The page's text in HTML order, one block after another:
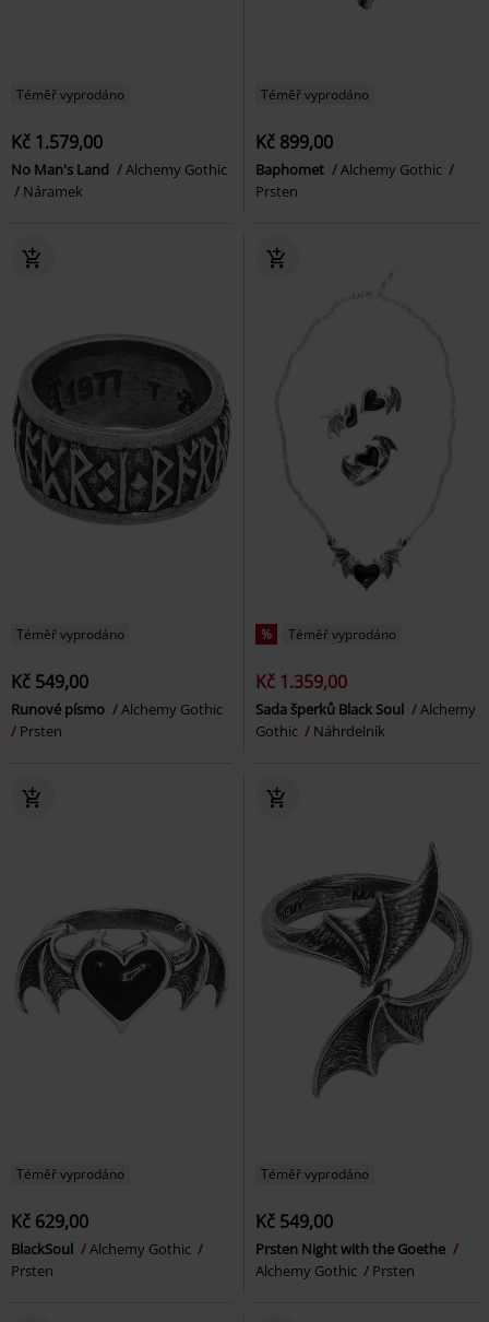
Téměř vyprodáno
Kč 1.579,00
No Man's Land
Alchemy Gothic
Náramek
Téměř vyprodáno
Kč 899,00
Baphomet
Alchemy Gothic
Prsten
Téměř vyprodáno
Kč 549,00
Runové písmo
Alchemy Gothic
Prsten
% Téměř vyprodáno
Kč 1.359,00
Sada šperků Black Soul
Alchemy
Gothic
Náhrdelník
Téměř vyprodáno
Kč 629,00
BlackSoul
Alchemy Gothic
Prsten
Téměř vyprodáno
Kč 549,00
Prsten Night with the Goethe
Alchemy Gothic
Prsten